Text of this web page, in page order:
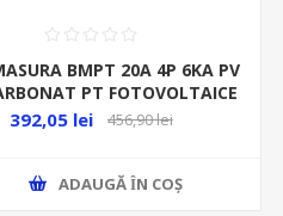
BMPT 20A 4P 6KA PV
PT FOTOVOLTAICE
392,05 lei 456,90 lei
ADAUGĂ ȊN COŞ